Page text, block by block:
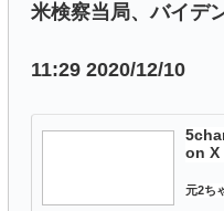
米検察当局、バイデ
11:29 2020/12/10
on X
元2ち